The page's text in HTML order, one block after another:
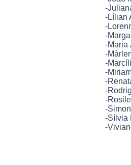
-
-Lílian
-
-
-Maria
-
-
-
-
-
-
-
-Sílvia
-